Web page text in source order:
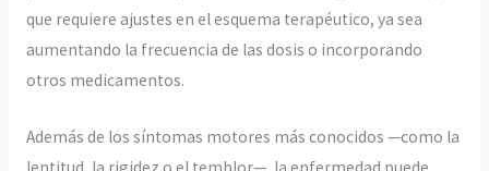
que requiere ajustes en el esquema terapéutico, ya sea
aumentando la frecuencia de las dosis o incorporando
otros medicamentos.
Además de los síntomas motores más conocidos —como la